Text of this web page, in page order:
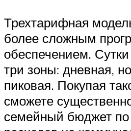
Трехтарифная
более сложным
обеспечением.
три зоны: дневная,
пиковая. Покупая
сможете
семейный бюджет по